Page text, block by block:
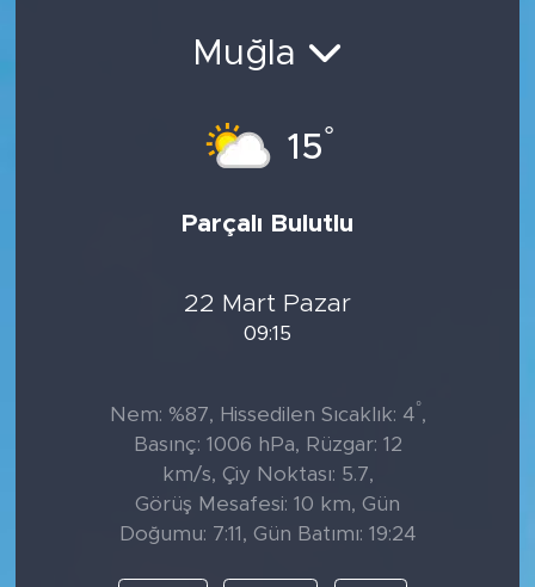
Muğla
15°
Parçalı Bulutlu
22 Mart Pazar
09:15
Nem: %87, Hissedilen Sıcaklık: 4°,
Basınç: 1006 hPa, Rüzgar: 12
km/s, Çiy Noktası: 5.7,
Görüş Mesafesi: 10 km, Gün
Doğumu: 7:11, Gün Batımı: 19:24